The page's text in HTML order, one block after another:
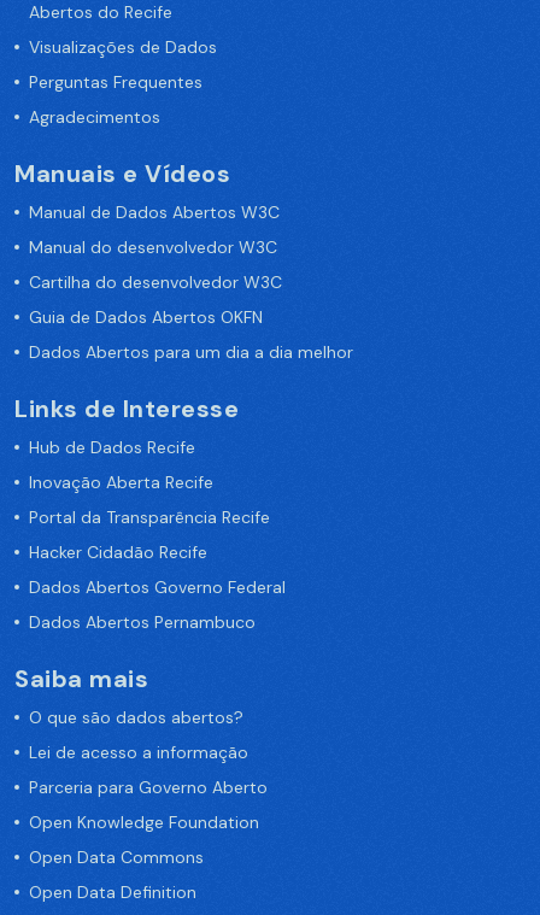
Abertos do Recife
Visualizações de Dados
Perguntas Frequentes
Agradecimentos
Manuais e Vídeos
Manual de Dados Abertos W3C
Manual do desenvolvedor W3C
Cartilha do desenvolvedor W3C
Guia de Dados Abertos OKFN
Dados Abertos para um dia a dia melhor
Links de Interesse
Hub de Dados Recife
Inovação Aberta Recife
Portal da Transparência Recife
Hacker Cidadão Recife
Dados Abertos Governo Federal
Dados Abertos Pernambuco
Saiba mais
O que são dados abertos?
Lei de acesso a informação
Parceria para Governo Aberto
Open Knowledge Foundation
Open Data Commons
Open Data Definition